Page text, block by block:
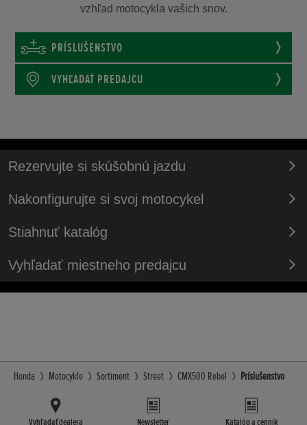
vzhľad motocykla vašich snov.
PRÍSLUŠENSTVO
VYHĽADAŤ PREDAJCU
Rezervujte si skúšobnú jazdu
Nakonfigurujte si svoj motocykel
Stiahnuť katalóg
Vyhľadať miestneho predajcu
Honda Motocykle Sortiment Street CMX500 Rebel Príslušenstvo
Vyhľadať dealera Newsletter Katalóg a cenník